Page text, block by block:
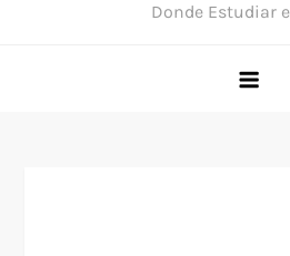
Donde Estudiar